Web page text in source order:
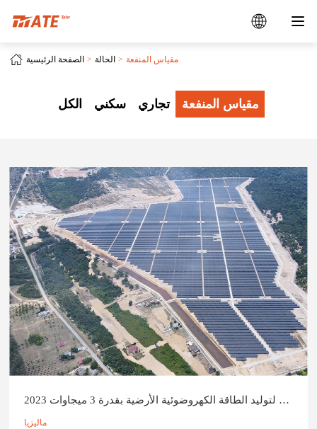
الصفحة الرئيسية الحالة مقياس المنفعة
الكل سكني تجاري مقياس المنفعة
محطة ماليزيا لتوليد الطاقة الكهروضوئية الأرضية بقدرة 3 ميجاوات 2023
ماليزيا